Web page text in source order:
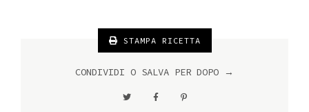
STAMPA RICETTA
CONDIVIDI O SALVA PER DOPO →